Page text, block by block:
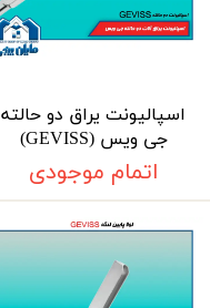
اسپالیونت یراق دو حالته
جی ویس (GEVISS)
اتمام موجودی